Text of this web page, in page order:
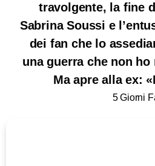
travolgente, la fine
Sabrina Soussi e
dei fan che lo
una guerra che non
Ma apre alla ex:
5 Giorni